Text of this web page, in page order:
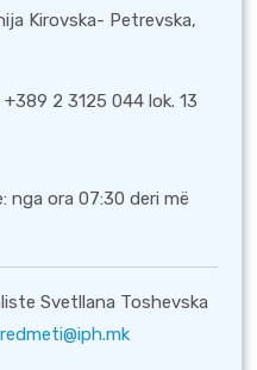
Kirovska- Petrevska,
2 3125 044 lok. 13
nga ora 07:30 deri më
Svetllana Toshevska